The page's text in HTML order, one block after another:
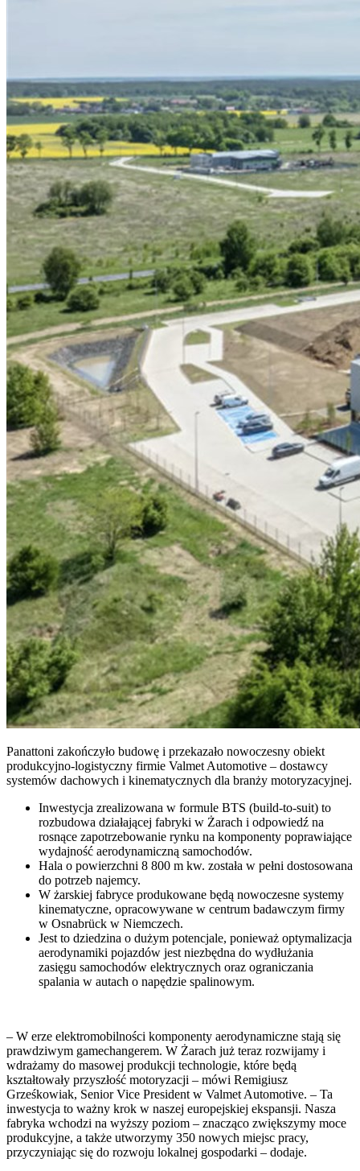
Panattoni zakończyło budowę i przekazało nowoczesny obiekt
produkcyjno-logistyczny firmie Valmet Automotive – dostawcy
systemów dachowych i kinematycznych dla branży motoryzacyjnej.
Inwestycja zrealizowana w formule BTS (build-to-suit) to
rozbudowa działającej fabryki w Żarach i odpowiedź na
rosnące zapotrzebowanie rynku na komponenty poprawiające
wydajność aerodynamiczną samochodów.
Hala o powierzchni 8 800 m kw. została w pełni dostosowana
do potrzeb najemcy.
W żarskiej fabryce produkowane będą nowoczesne systemy
kinematyczne, opracowywane w centrum badawczym firmy
w Osnabrück w Niemczech.
Jest to dziedzina o dużym potencjale, ponieważ optymalizacja
aerodynamiki pojazdów jest niezbędna do wydłużania
zasięgu samochodów elektrycznych oraz ograniczania
spalania w autach o napędzie spalinowym.
– W erze elektromobilności komponenty aerodynamiczne stają się
prawdziwym gamechangerem. W Żarach już teraz rozwijamy i
wdrażamy do masowej produkcji technologie, które będą
kształtowały przyszłość motoryzacji – mówi Remigiusz
Grześkowiak, Senior Vice President w Valmet Automotive. – Ta
inwestycja to ważny krok w naszej europejskiej ekspansji. Nasza
fabryka wchodzi na wyższy poziom – znacząco zwiększymy moce
produkcyjne, a także utworzymy 350 nowych miejsc pracy,
przyczyniając się do rozwoju lokalnej gospodarki – dodaje.